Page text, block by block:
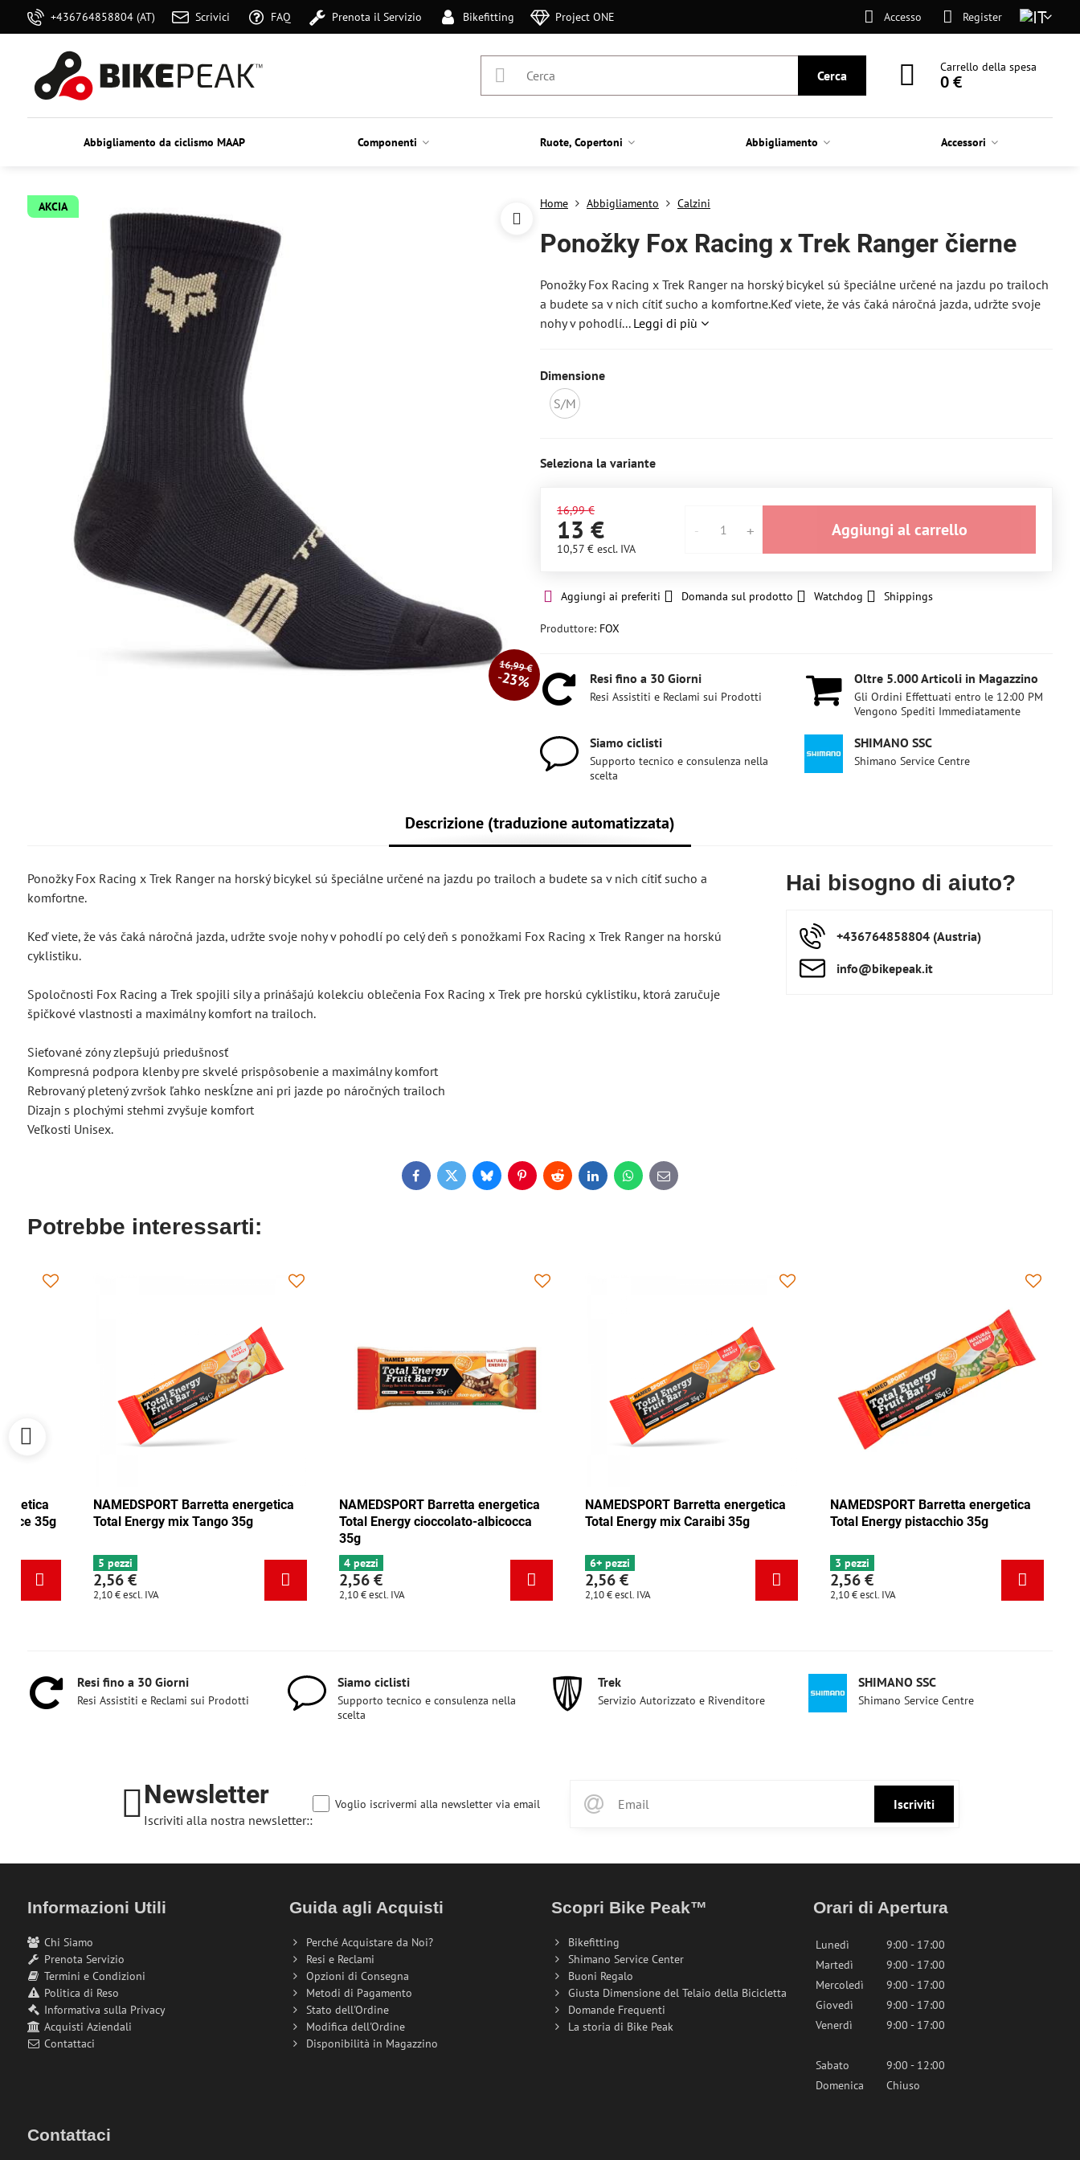
+436764858804 (AT) Scrivici FAQ Prenota il Servizio Bikefitting Project ONE Accesso Register
Cerca
Carrello della spesa
0 €
Abbigliamento da ciclismo MAAP Componenti Ruote, Copertoni Abbigliamento Accessori
AKCIA
16,99 €
23%
Home Abbigliamento Calzini
Ponožky Fox Racing x Trek Ranger čierne
Ponožky Fox Racing x Trek Ranger na horský bicykel sú špeciálne určené na jazdu po trailoch
a budete sa v nich cítiť sucho a komfortne.Keď viete, že vás čaká náročná jazda, udržte svoje
nohy v pohodlí... Leggi di più
Dimensione
S/M
Seleziona la variante
16,99 €
13 €
10,57 € escl. IVA
Aggiungi al carrello
Aggiungi ai preferiti Domanda sul prodotto Watchdog Shippings
Produttore: FOX
Resi fino a 30 Giorni
Resi Assistiti e Reclami sui Prodotti
Oltre 5​.000 Articoli in Magazzino
Gli Ordini Effettuati entro le 12:00 PM
Vengono Spediti Immediatamente
Siamo ciclisti
Supporto tecnico e consulenza nella
scelta
SHIMANO SSC
Shimano Service Centre
Descrizione (traduzione automatizzata)
Ponožky Fox Racing x Trek Ranger na horský bicykel sú špeciálne určené na jazdu po trailoch a budete sa v nich cítiť sucho a
komfortne.
Keď viete, že vás čaká náročná jazda, udržte svoje nohy v pohodlí po celý deň s ponožkami Fox Racing x Trek Ranger na horskú
cyklistiku.
Spoločnosti Fox Racing a Trek spojili sily a prinášajú kolekciu oblečenia Fox Racing x Trek pre horskú cyklistiku, ktorá zaručuje
špičkové vlastnosti a maximálny komfort na trailoch.
Sieťované zóny zlepšujú priedušnosť
Kompresná podpora klenby pre skvelé prispôsobenie a maximálny komfort
Rebrovaný pletený zvršok ľahko neskĺzne ani pri jazde po náročných trailoch
Dizajn s plochými stehmi zvyšuje komfort
Veľkosti Unisex.
Hai bisogno di aiuto?
+436764858804 (Austria)
info​@bikepeak​.it
FacebookTwitterBlueskyPinterestRedditLinkedInWhatsApp
E-
mail
Potrebbe interessarti:
NAMEDSPORT Barretta energetica
Total Energy mirtillo rosso-noce 35g
6+ pezzi
2,56 €
escl. IVA
NAMEDSPORT Barretta energetica
Total Energy mix Tango 35g
5 pezzi
2,56 €
escl. IVA
NAMEDSPORT Barretta energetica
Total Energy cioccolato-albicocca
4 pezzi
2,56 €
escl. IVA
NAMEDSPORT Barretta energetica
Total Energy mix Caraibi 35g
6+ pezzi
2,56 €
escl. IVA
3 pezzi
2,56 €
Resi fino a 30 Giorni
Resi Assistiti e Reclami sui Prodotti
Siamo ciclisti
Supporto tecnico e consulenza nella
scelta
Trek
Servizio Autorizzato e Rivenditore
SHIMANO SSC
Shimano Service Centre
Newsletter
Iscriviti alla nostra newsletter::
Iscriviti
Voglio iscrivermi alla newsletter via email
Informazioni Utili
Chi Siamo
Prenota Servizio
Termini e Condizioni
Politica di Reso
Informativa sulla Privacy
Acquisti Aziendali
Contattaci
Guida agli Acquisti
Perché Acquistare da Noi?
Resi e Reclami
Opzioni di Consegna
Metodi di Pagamento
Stato dell'Ordine
Modifica dell'Ordine
Disponibilità in Magazzino
Scopri Bike Peak™
Bikefitting
Shimano Service Center
Buoni Regalo
Giusta Dimensione del Telaio della Bicicletta
Domande Frequenti
La storia di Bike Peak
Orari di Apertura
Lunedì
9:00 - 17:00
Martedì
9:00 - 17:00
Mercoledì
9:00 - 17:00
Giovedì
9:00 - 17:00
Venerdì
9:00 - 17:00
Sabato
9:00 - 12:00
Domenica
Chiuso
Contattaci